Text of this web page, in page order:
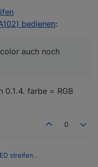
bedienen:
auch noch
0.1.4. farbe = RGB
0
streifen